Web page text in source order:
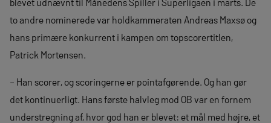
to andre nominerede var holdkammeraten Andreas Maxsø og
hans primære konkurrent i kampen om topscorertitlen,
Patrick Mortensen.
– Han scorer, og scoringerne er pointafgørende. Og han gør
det kontinuerligt. Hans første halvleg mod OB var en fornem
understregning af, hvor god han er blevet: et mål med højre, et